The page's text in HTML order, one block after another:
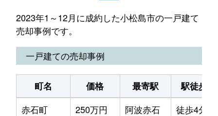
2023年1～12月に成約した小松島市の一戸建て
売却事例です。
一戸建ての売却事例
町名 価格 最寄駅
駅徒歩
赤石町
250万円 阿波赤石
徒歩4分